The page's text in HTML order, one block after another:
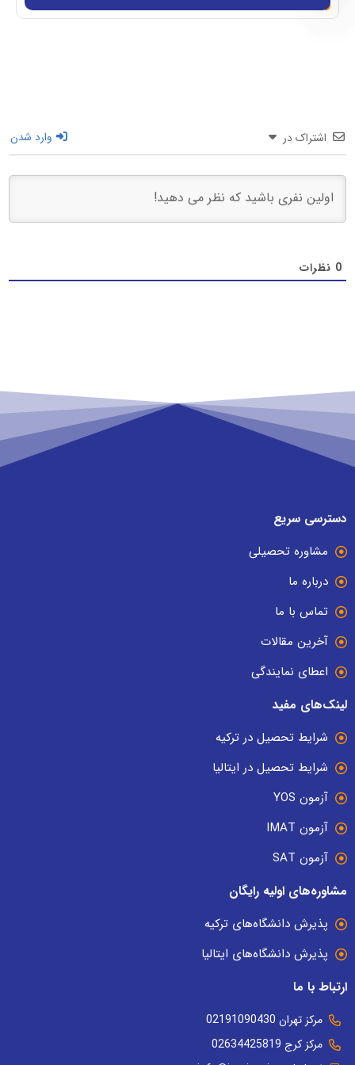
اشتراک در وارد شدن
0 نظرات
دسترسی سریع
مشاوره تحصیلی
درباره ما
تماس با ما
آخرین مقالات
اعطای نمایندگی
لینک‌های مفید
شرایط تحصیل در ترکیه
شرایط تحصیل در ایتالیا
آزمون YOS
آزمون IMAT
آزمون SAT
مشاوره‌های اولیه رایگان
پذیرش دانشگاه‌های ترکیه
پذیرش دانشگاه‌های ایتالیا
ارتباط با ما
مرکز تهران 02191090430
مرکز کرج 02634425819